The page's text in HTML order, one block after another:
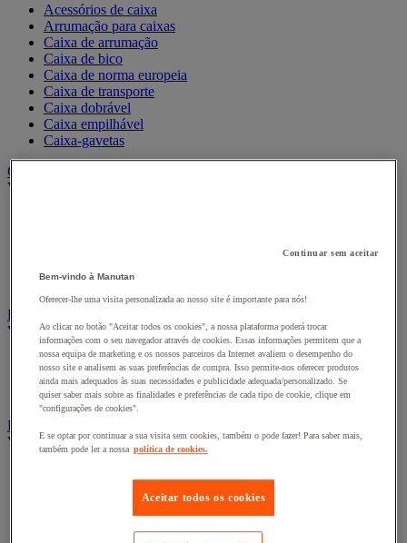
Acessórios de caixa
Arrumação para caixas
Caixa de arrumação
Caixa de bico
Caixa de norma europeia
Caixa de transporte
Caixa dobrável
Caixa empilhável
Caixa-gavetas
Caixas de cartão, envelopes e caixas de expedição
Ver todas as categorias
Envelope de expedição
Embalagens de oferta
Ver todas as categorias
Acondicionamento e proteção para presentes
Fita para presentes
Sacos de presente
Embalagens e recipientes alimentares
Ver todas as categorias
Recipiente e caixa
Recipiente isotérmico
Continuar sem aceitar
Bem-vindo à Manutan
Oferecer-lhe uma visita personalizada ao nosso site é importante para nós!
Ao clicar no botão "Aceitar todos os cookies", a nossa plataforma poderá trocar
informações com o seu navegador através de cookies. Essas informações permitem que a
nossa equipa de marketing e os nossos parceiros da Internet avaliem o desempenho do
nosso site e analisem as suas preferências de compra. Isso permite-nos oferecer produtos
ainda mais adequados às suas necessidades e publicidade adequada/personalizado. Se
quiser saber mais sobre as finalidades e preferências de cada tipo de cookie, clique em
"configurações de cookies".
E se optar por continuar a sua visita sem cookies, também o pode fazer! Para saber mais,
também pode ler a nossa política de cookies.
Aceitar todos os cookies